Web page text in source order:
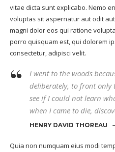
vitae dicta sunt explicabo. Nemo
voluptas sit aspernatur aut odit
magni dolor eos qui ratione
porro quisquam est, qui dolorem
consectetur, adipisci velit.
I went to the woods
deliberately, to front only
see if I could not learn
when I came to die,
HENRY DAVID THOREAU
Quia non numquam eius modi